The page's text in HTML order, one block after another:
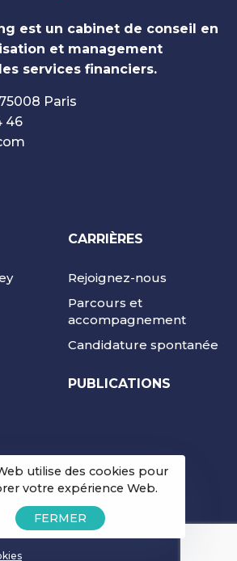
est un cabinet de conseil en
et management
services financiers.
Paris
46
CARRIÈRES
Rejoignez-nous
Parcours et
accompagnement
Candidature spontanée
PUBLICATIONS
| Tous droits réservés
utilise des cookies pour
votre expérience Web.
FERMER